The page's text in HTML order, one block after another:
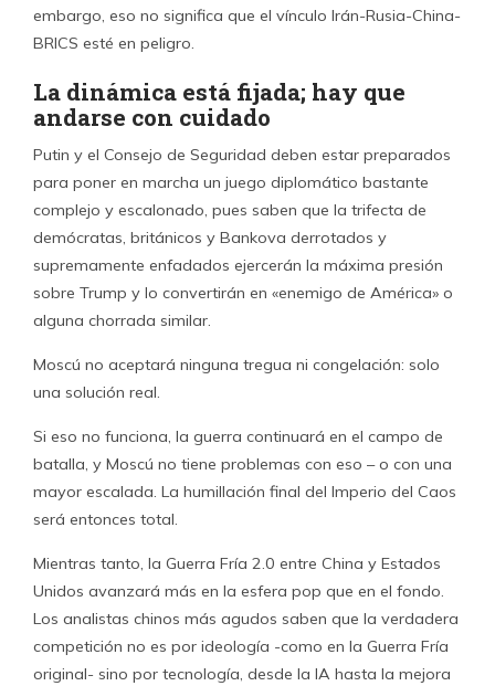
embargo, eso no significa que el vínculo Irán-Rusia-China-
BRICS esté en peligro.
La dinámica está fijada; hay que
andarse con cuidado
Putin y el Consejo de Seguridad deben estar preparados
para poner en marcha un juego diplomático bastante
complejo y escalonado, pues saben que la trifecta de
demócratas, británicos y Bankova derrotados y
supremamente enfadados ejercerán la máxima presión
sobre Trump y lo convertirán en «enemigo de América» o
alguna chorrada similar.
Moscú no aceptará ninguna tregua ni congelación: solo
una solución real.
Si eso no funciona, la guerra continuará en el campo de
batalla, y Moscú no tiene problemas con eso – o con una
mayor escalada. La humillación final del Imperio del Caos
será entonces total.
Mientras tanto, la Guerra Fría 2.0 entre China y Estados
Unidos avanzará más en la esfera pop que en el fondo.
Los analistas chinos más agudos saben que la verdadera
competición no es por ideología -como en la Guerra Fría
original- sino por tecnología, desde la IA hasta la mejora